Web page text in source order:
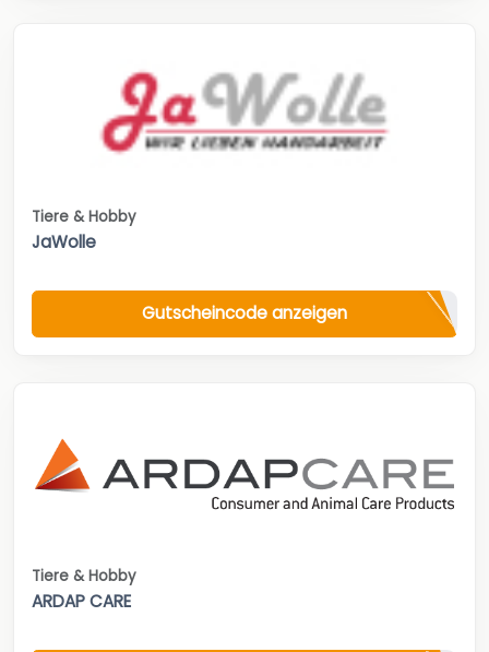
Tiere & Hobby
JaWolle
Gutscheincode anzeigen
Tiere & Hobby
ARDAP CARE